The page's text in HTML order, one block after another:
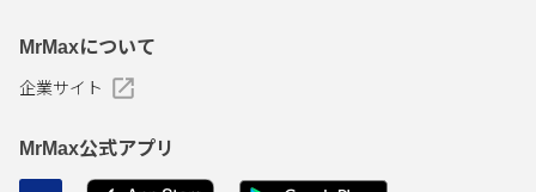
MrMaxについて
企業サイト
MrMax公式アプリ